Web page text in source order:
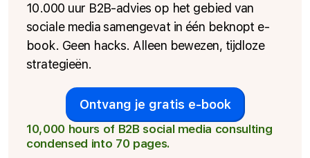
10.000 uur B2B-advies op het gebied van
sociale media samengevat in één beknopt e-
book. Geen hacks. Alleen bewezen, tijdloze
strategieën.
Ontvang je gratis e-book
10,000 hours of B2B social media consulting
condensed into 70 pages.